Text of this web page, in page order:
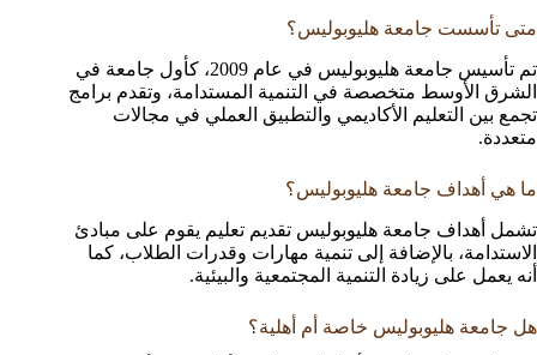
متى تأسست جامعة هليوبوليس؟
تم تأسيس جامعة هليوبوليس في عام 2009، كأول جامعة في
الشرق الأوسط متخصصة في التنمية المستدامة، وتقدم برامج
تجمع بين التعليم الأكاديمي والتطبيق العملي في مجالات
متعددة.
ما هي أهداف جامعة هليوبوليس؟
تشمل أهداف جامعة هليوبوليس تقديم تعليم يقوم على مبادئ
الاستدامة، بالإضافة إلى تنمية مهارات وقدرات الطلاب، كما
أنه يعمل على زيادة التنمية المجتمعية والبيئية.
هل جامعة هليوبوليس خاصة أم أهلية؟